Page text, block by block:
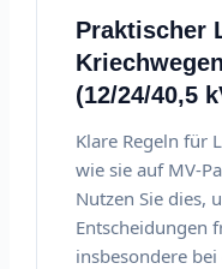
Praktischer
(12/24/40,5
Klare Regeln für
wie sie auf MV-
Nutzen Sie dies,
Entscheidungen
insbesondere